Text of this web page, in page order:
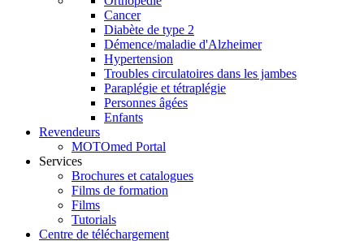
Cancer
Diabète de type 2
Démence/maladie d'Alzheimer
Hypertension
Troubles circulatoires dans les jambes
Paraplégie et tétraplégie
Personnes âgées
Enfants
Revendeurs
MOTOmed Portal
Services
Brochures et catalogues
Films de formation
Films
Tutorials
Centre de téléchargement